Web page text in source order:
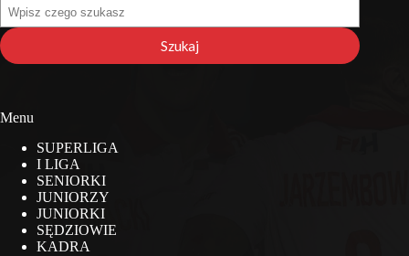
Szukaj
na
stronie
Szukaj
Menu
SUPERLIGA
I LIGA
SENIORKI
JUNIORZY
JUNIORKI
SĘDZIOWIE
KADRA